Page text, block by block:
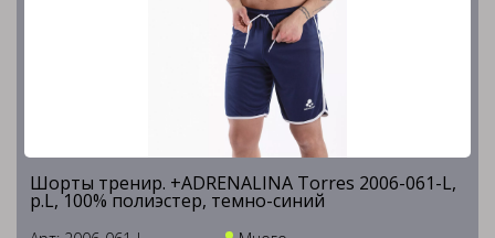
Шорты тренир. +ADRENALINA Torres 2006-061-L,
р.L, 100% полиэстер, темно-синий